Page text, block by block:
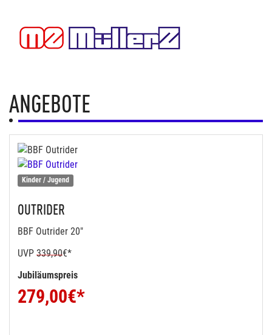
ANGEBOTE
Kinder / Jugend
OUTRIDER
BBF Outrider 20"
UVP 339,90€*
Jubiläumspreis
279,00€*